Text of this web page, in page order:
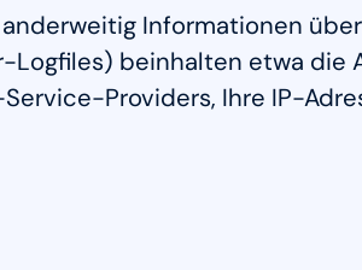
Informationen
Logfiles) beinhalten etwa die
Providers, Ihre IP-